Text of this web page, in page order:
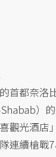
首都奈洛
）
觀光酒店
連續槍戰